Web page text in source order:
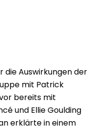
die Auswirkungen der
mit Patrick
bereits mit
und Ellie Goulding
erklärte in einem